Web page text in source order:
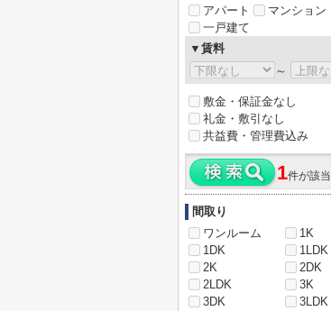
アパート
マンション
一戸建て
▼賃料
～
敷金・保証金なし
礼金・敷引なし
共益費・管理費込み
1件が該当
間取り
ワンルーム
1K
1DK
1LDK
2K
2DK
2LDK
3K
3DK
3LDK